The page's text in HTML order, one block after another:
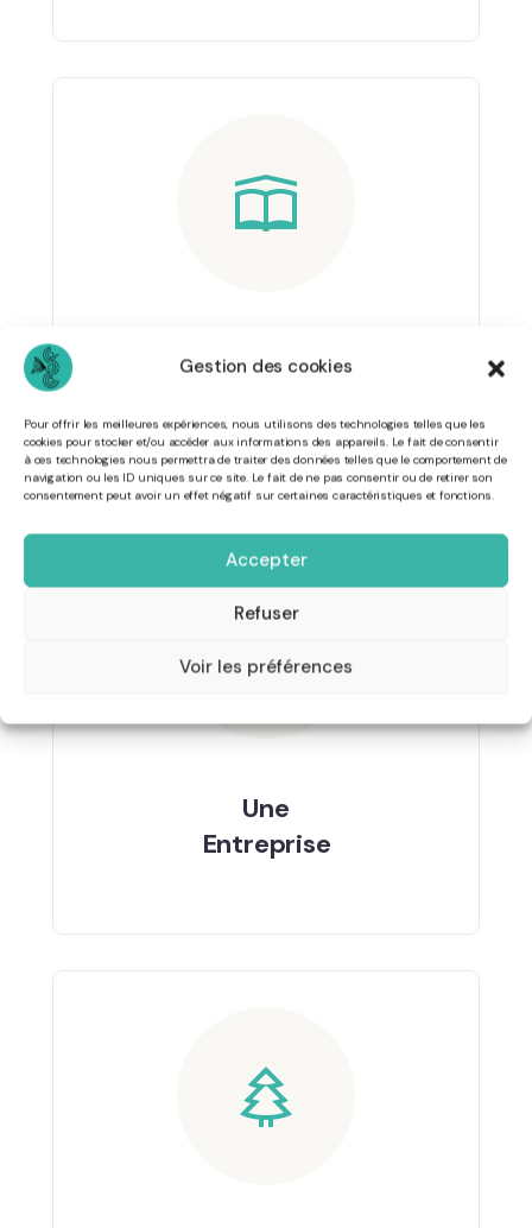
Gestion des cookies
Pour offrir les meilleures expériences, nous utilisons des technologies telles que les
cookies pour stocker et/ou accéder aux informations des appareils. Le fait de consentir
à ces technologies nous permettra de traiter des données telles que le comportement de
navigation ou les ID uniques sur ce site. Le fait de ne pas consentir ou de retirer son
consentement peut avoir un effet négatif sur certaines caractéristiques et fonctions.
Accepter
Refuser
Voir les préférences
Une
Une
Entreprise​